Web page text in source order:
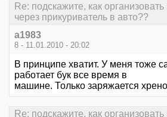
Re: подскажите, как
через прикуриватель в авто??
a1983
8 - 11.01.2010 - 20:02
В принципе хватит. У меня тоже
работает бук все время в
машине. Только заряжается
Re: подскажите, как